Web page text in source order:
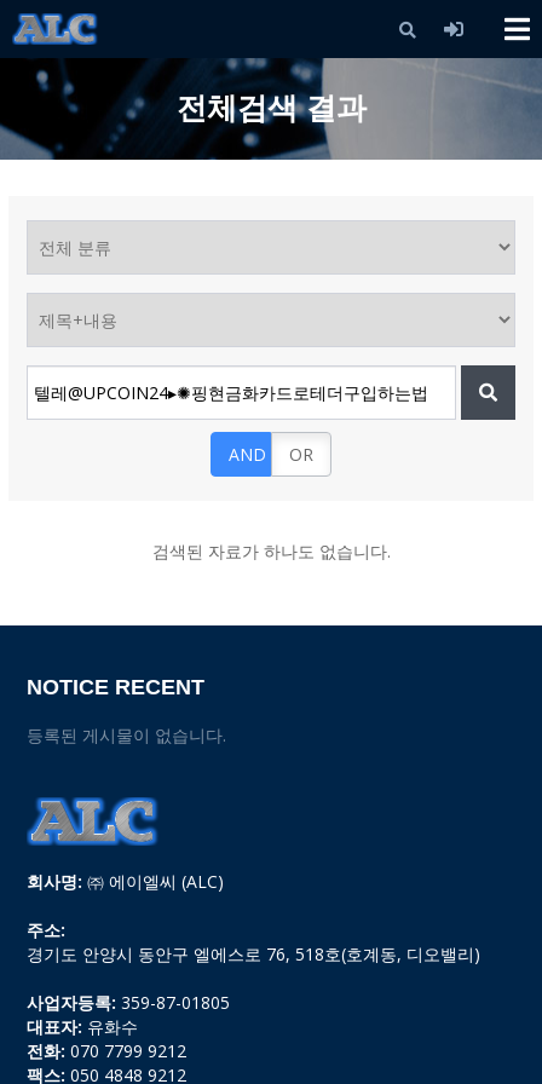
전체검색 결과
AND OR
검색된 자료가 하나도 없습니다.
회사명: ㈜ 에이엘씨 (ALC)
주소:
경기도 안양시 동안구 엘에스로 76, 518호(호계동, 디오밸리)
사업자등록: 359-87-01805
대표자: 유화수
전화: 070 7799 9212
팩스: 050 4848 9212
NOTICE RECENT
등록된 게시물이 없습니다.